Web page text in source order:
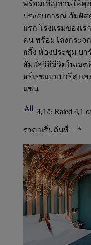
พร้อมเชิญชวนให้คุ
ประสบการณ์ สัมผัส
แรก โรงแรมของเร
คน พร้อมโถงกระจ
กกิ้ง ห้องประชุม บา
สัมผัสวิถีชีวิตในเข
อร์เรซแบบปารีส แ
แซน
4,1/5 Rated 4,1
ราคาเริ่มต้นที่ -- *